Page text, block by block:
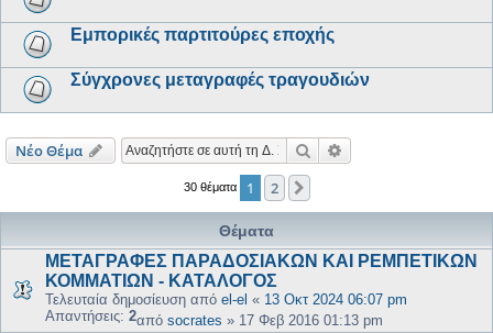
Εμπορικές παρτιτούρες εποχής
Σύγχρονες μεταγραφές τραγουδιών
Νέο Θέμα Αναζήτηση
30 θέματα 1 2
Θέματα
ΜΕΤΑΓΡΑΦΕΣ ΠΑΡΑΔΟΣΙΑΚΩΝ ΚΑΙ ΡΕΜΠΕΤΙΚΩΝ
ΚΟΜΜΑΤΙΩΝ - ΚΑΤΑΛΟΓΟΣ
Τελευταία δημοσίευση από el-el « 13 Οκτ 2024 06:07 pm
Απαντήσεις: 2από socrates » 17 Φεβ 2016 01:13 pm